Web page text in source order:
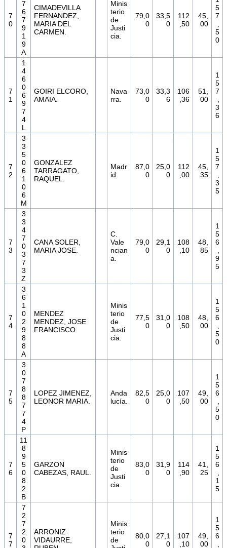
7
0
7
6
7
9
1
9
A
CIMADEVILLA
FERNANDEZ,
MARIA DEL
CARMEN.
Minis
terio
de
Justi
cia.
79,0
0
33,5
0
112
,50
45,
00
5
7
5
0
7
1
1
4
6
0
6
9
7
4
L
GOIRI ELCORO,
AMAIA.
Nava
rra.
73,0
0
33,3
6
106
,36
51,
00
1
5
7
3
6
7
2
3
3
5
0
6
1
0
6
M
GONZALEZ
TARRAGATO,
RAQUEL.
Madr
id.
87,0
0
25,0
0
112
,00
45,
35
1
5
7
3
5
7
3
3
3
4
7
0
3
7
3
Z
CANA SOLER,
MARIA JOSE.
C.
Vale
ncian
a.
79,0
0
29,1
0
108
,10
48,
85
1
5
6
9
5
7
4
3
6
1
0
2
9
8
8
A
MENDEZ
MENDEZ, JOSE
FRANCISCO.
Minis
terio
de
Justi
cia.
77,5
0
31,0
0
108
,50
48,
00
1
5
6
5
0
7
5
3
0
7
8
8
7
7
4
P
LOPEZ JIMENEZ,
LEONOR MARIA.
Anda
lucía.
82,5
0
25,0
0
107
,50
49,
00
1
5
6
5
0
7
6
11
8
9
5
0
8
2
B
GARZON
CABEZAS, RAUL.
Minis
terio
de
Justi
cia.
83,0
0
31,9
0
114
,90
41,
25
1
5
6
1
5
7
7
7
2
7
2
0
ARRONIZ
VIDAURRE,
Minis
terio
de
80,0
0
27,1
0
107
,10
49,
00
1
5
6